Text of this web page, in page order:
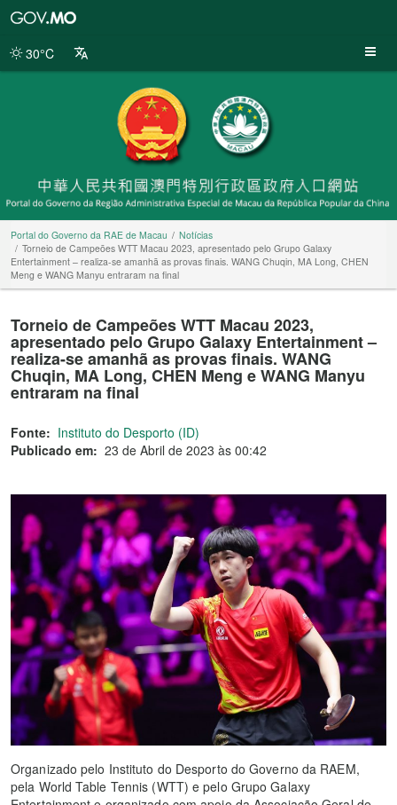
da
30°C
Portal do Governo da RAE de Macau
Notícias
Torneio de Campeões WTT Macau 2023, apresentado pelo Grupo Galaxy
Entertainment – realiza-se amanhã as provas finais. WANG Chuqin, MA Long, CHEN
Meng e WANG Manyu entraram na final
Torneio de Campeões WTT Macau 2023,
apresentado pelo Grupo Galaxy Entertainment –
realiza-se amanhã as provas finais. WANG
Chuqin, MA Long, CHEN Meng e WANG Manyu
entraram na final
Fonte: Instituto do Desporto (ID)
Publicado em: 23 de Abril de 2023 às 00:42
Organizado pelo Instituto do Desporto do Governo da RAEM,
pela World Table Tennis (WTT) e pelo Grupo Galaxy